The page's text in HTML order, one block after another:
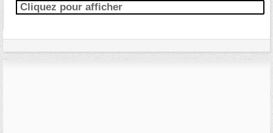
Cliquez pour afficher